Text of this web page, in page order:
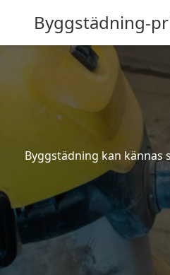
Byggstädning-
Byggstädning kan